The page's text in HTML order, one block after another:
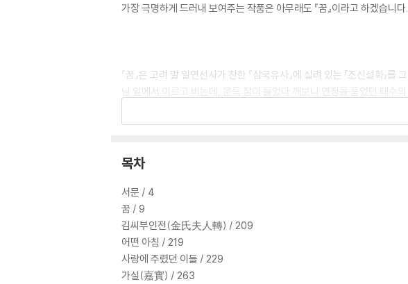
가장 극명하게 드러내 보여주는 작품은 아무래도 『꿈』이라고 하겠습니다.
『꿈』은 고려 말 일연선사가 찬한 『삼국유사』에 실려 있는 「조신설화
님 앞에서 이르고 비는데, 문득 잠이 들었다 깨보니 연정을 품었던 태수
고 40년의 세월을 꽤 그럴듯하게 보냈다고 합니다. 그런데, 말년에 입
고 하는 설화입니다.
춘원의 『꿈』은 이 조신설화를 모티브로 합니다. 그러나 그 내용의 전개
춘원은 작품에서 보여지는 것처럼 불교에 조예가 깊었고, 분명 불교신
있음을 살필 수 있습니다. 그런 면에서 보면 춘원은 또 기독교 신자였다
목차
서문 / 4
꿈 / 9
김씨부인전(金氏夫人轉) / 209
어떤 아침 / 219
사랑에 주렸던 이들 / 229
가실(嘉實) / 263